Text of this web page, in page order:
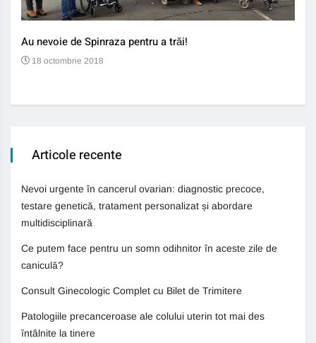
Au nevoie de Spinraza pentru a trăi!
18 octombrie 2018
Articole recente
Nevoi urgente în cancerul ovarian: diagnostic precoce,
testare genetică, tratament personalizat și abordare
multidisciplinară
Ce putem face pentru un somn odihnitor în aceste zile de
caniculă?
Consult Ginecologic Complet cu Bilet de Trimitere
Patologiile precanceroase ale colului uterin tot mai des
întâlnite la tinere